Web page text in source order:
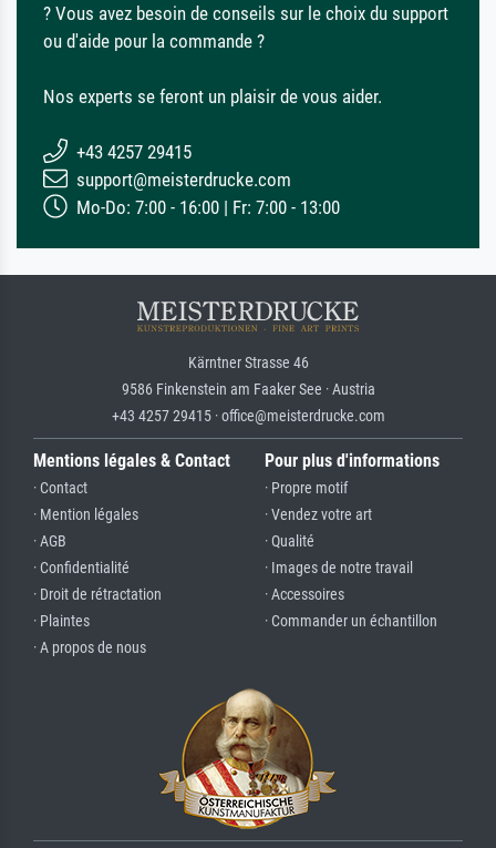
? Vous avez besoin de conseils sur le choix du support
ou d'aide pour la commande ?
Nos experts se feront un plaisir de vous aider.
+43 4257 29415
support@meisterdrucke.com
Mo-Do: 7:00 - 16:00 | Fr: 7:00 - 13:00
Kärntner Strasse 46
9586 Finkenstein am Faaker See · Austria
+43 4257 29415 · office@meisterdrucke.com
Mentions légales & Contact
· Contact
· Mention légales
· AGB
· Confidentialité
· Droit de rétractation
· Plaintes
· A propos de nous
Pour plus d'informations
· Propre motif
· Vendez votre art
· Qualité
· Images de notre travail
· Accessoires
· Commander un échantillon